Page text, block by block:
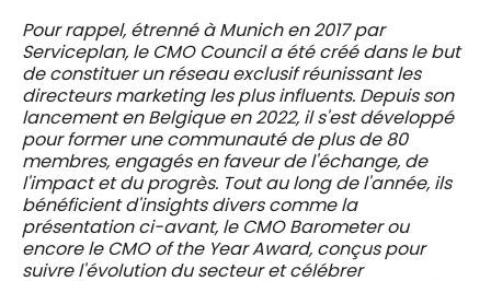
Pour rappel, étrenné à Munich en 2017 par
Serviceplan, le CMO Council a été créé dans le but
de constituer un réseau exclusif réunissant les
directeurs marketing les plus influents. Depuis son
lancement en Belgique en 2022, il s'est développé
pour former une communauté de plus de 80
membres, engagés en faveur de l'échange, de
l'impact et du progrès. Tout au long de l'année, ils
bénéficient d'insights divers comme la
présentation ci-avant, le CMO Barometer ou
encore le CMO of the Year Award, conçus pour
suivre l'évolution du secteur et célébrer